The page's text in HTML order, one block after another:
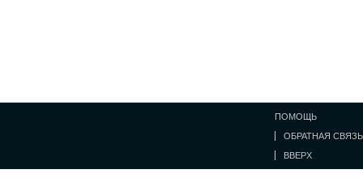
ПОМОЩЬ
ОБРАТНАЯ СВЯЗЬ
ВВЕРХ